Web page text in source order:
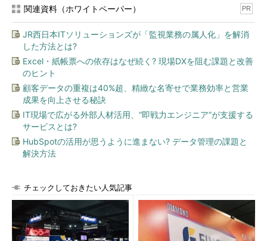
関連資料（ホワイトペーパー） PR
JR西日本ITソリューションズが「監視業務の属人化」を解消
した方法とは?
Excel・紙帳票への依存はなぜ続く? 現場DXを阻む課題と改善
のヒント
顧客データの重複は40%超、精緻な名寄せで業務効率と営業
成果を向上させる秘訣
IT現場で広がる外部人材活用、“即戦力エンジニア”が支援する
サービスとは?
HubSpotの活用が思うように進まない? データ管理の課題と
解決方法
チェックしておきたい人気記事